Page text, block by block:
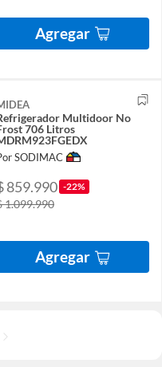
Agregar
Multidoor No
706 Litros
SODIMAC
859.990 -22%
1.099.990
Agregar